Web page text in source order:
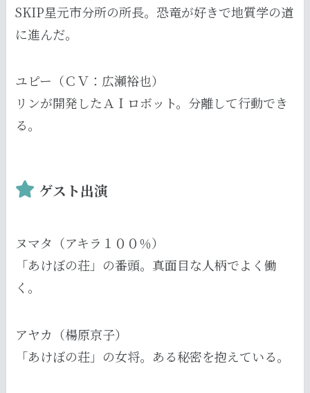
SKIP星元市分所の所長。恐竜が好きで地質学の道
に進んだ。
ユピー（ＣＶ：広瀬裕也）
リンが開発したＡＩロボット。分離して行動でき
る。
ゲスト出演
ヌマタ（アキラ１００％）
「あけぼの荘」の番頭。真面目な人柄でよく働
く。
アヤカ（楊原京子）
「あけぼの荘」の女将。ある秘密を抱えている。